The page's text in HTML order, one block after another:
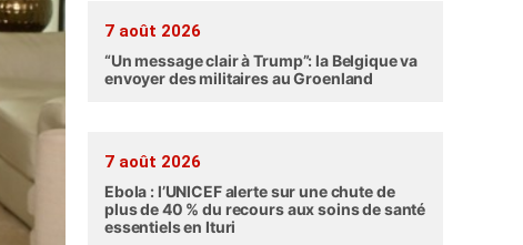
7 août 2026
“Un message clair à Trump”: la Belgique va
envoyer des militaires au Groenland
7 août 2026
Ebola : l’UNICEF alerte sur une chute de
plus de 40 % du recours aux soins de santé
essentiels en Ituri